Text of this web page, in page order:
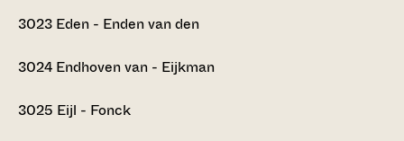
3023 Eden - Enden van den
3024 Endhoven van - Eijkman
3025 Eijl - Fonck